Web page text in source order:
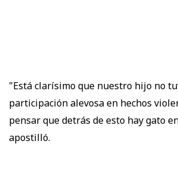
"Está clarísimo que nuestro hijo no
participación alevosa en hechos
pensar que detrás de esto hay gato
apostilló.